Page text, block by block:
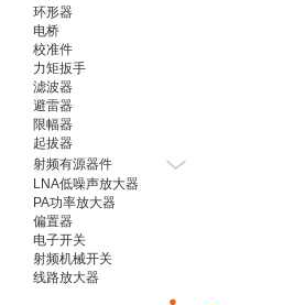
环形器
电桥
校准件
力矩扳手
滤波器
避雷器
限幅器
起拔器
射频有源器件
LNA低噪声放大器
PA功率放大器
偏置器
电子开关
射频机械开关
线路放大器